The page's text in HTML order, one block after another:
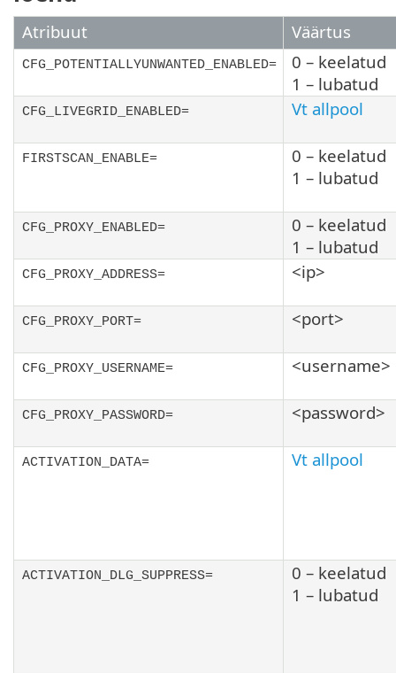
Atribuut Väärtus
CFG_POTENTIALLYUNWANTED_ENABLED=
0 – keelatud
1 – lubatud
CFG_LIVEGRID_ENABLED= Vt allpool
FIRSTSCAN_ENABLE=
0 – keelatud
1 – lubatud
CFG_PROXY_ENABLED=
0 – keelatud
1 – lubatud
CFG_PROXY_ADDRESS= <ip>
CFG_PROXY_PORT= <port>
CFG_PROXY_USERNAME= <username>
CFG_PROXY_PASSWORD= <password>
ACTIVATION_DATA= Vt allpool
ACTIVATION_DLG_SUPPRESS=
0 – keelatud
1 – lubatud